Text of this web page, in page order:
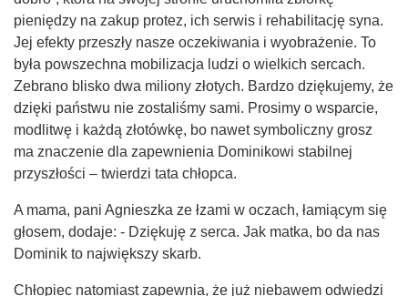
pieniędzy na zakup protez, ich serwis i rehabilitację syna.
Jej efekty przeszły nasze oczekiwania i wyobrażenie. To
była powszechna mobilizacja ludzi o wielkich sercach.
Zebrano blisko dwa miliony złotych. Bardzo dziękujemy, że
dzięki państwu nie zostaliśmy sami. Prosimy o wsparcie,
modlitwę i każdą złotówkę, bo nawet symboliczny grosz
ma znaczenie dla zapewnienia Dominikowi stabilnej
przyszłości – twierdzi tata chłopca.
A mama, pani Agnieszka ze łzami w oczach, łamiącym się
głosem, dodaje: - Dziękuję z serca. Jak matka, bo da nas
Dominik to największy skarb.
Chłopiec natomiast zapewnia, że już niebawem odwiedzi